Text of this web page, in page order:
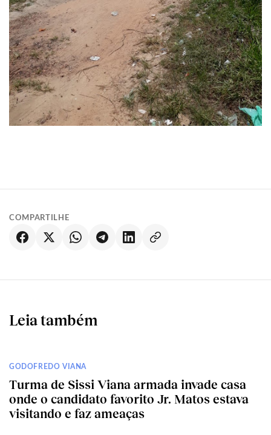
COMPARTILHE
Leia também
GODOFREDO VIANA
Turma de Sissi Viana armada invade casa
onde o candidato favorito Jr. Matos estava
visitando e faz ameaças